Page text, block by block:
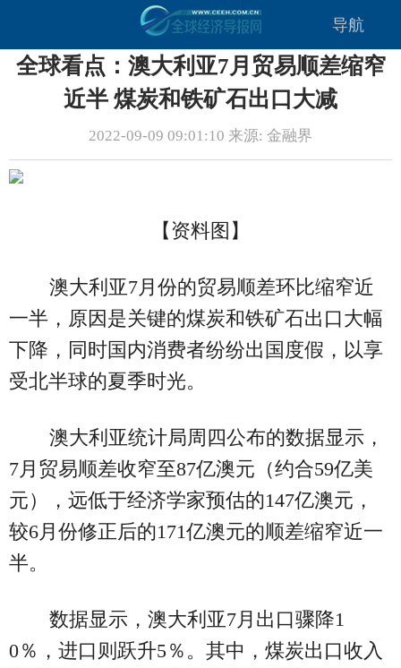
导航
全球看点：澳大利亚7月贸易顺差缩窄
近半 煤炭和铁矿石出口大减
2022-09-09 09:01:10 来源: 金融界
【资料图】
澳大利亚7月份的贸易顺差环比缩窄近
一半，原因是关键的煤炭和铁矿石出口大幅
下降，同时国内消费者纷纷出国度假，以享
受北半球的夏季时光。
澳大利亚统计局周四公布的数据显示，
7月贸易顺差收窄至87亿澳元（约合59亿美
元），远低于经济学家预估的147亿澳元，
较6月份修正后的171亿澳元的顺差缩窄近一
半。
数据显示，澳大利亚7月出口骤降1
0％，进口则跃升5％。其中，煤炭出口收入